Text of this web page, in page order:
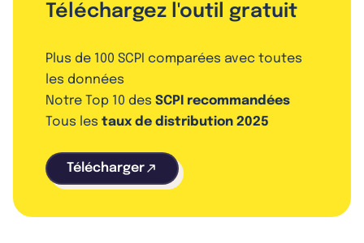
Téléchargez l'outil gratuit
Plus de 100 SCPI comparées avec toutes
les données
Notre Top 10 des SCPI recommandées
Tous les taux de distribution 2025
Télécharger